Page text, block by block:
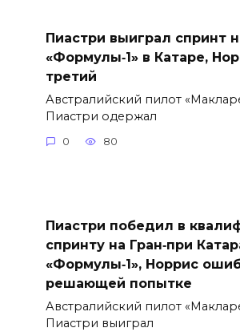
Пиастри выиграл спринт
«Формулы‑1» в Катаре,
третий
Австралийский пилот
Пиастри одержал
0 80
Пиастри победил в
спринту на Гран‑при
«Формулы‑1», Норрис
решающей попытке
Австралийский пилот
Пиастри выиграл